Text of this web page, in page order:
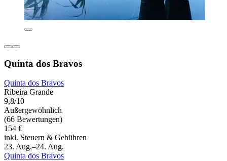
Quinta dos Bravos
Quinta dos Bravos
Ribeira Grande
9,8/10
Außergewöhnlich
(66 Bewertungen)
154 €
inkl. Steuern & Gebühren
23. Aug.–24. Aug.
Quinta dos Bravos